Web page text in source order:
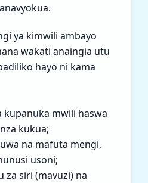
ya kimwili ambayo
wakati anaingia utu
hayo ni kama
kupanuka mwili haswa
kukua;
na mafuta mengi,
usoni;
za siri (mavuzi) na